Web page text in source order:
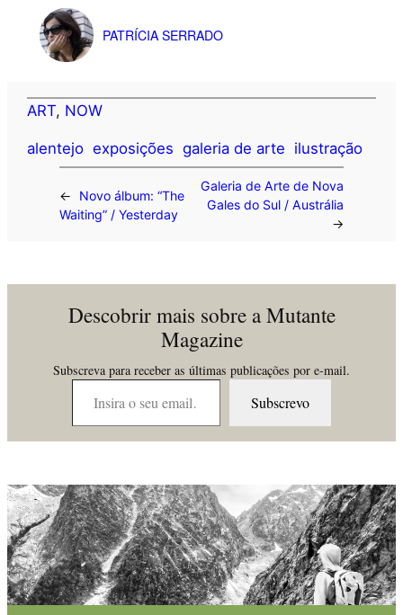
PATRÍCIA SERRADO
ART, NOW
alentejo exposições galeria de arte ilustração
←
Novo álbum: “The
Waiting” / Yesterday
Galeria de Arte de Nova
Gales do Sul / Austrália
→
Descobrir mais sobre a Mutante
Magazine
Subscreva para receber as últimas publicações por e-mail.
Insira o seu email…
Subscrevo